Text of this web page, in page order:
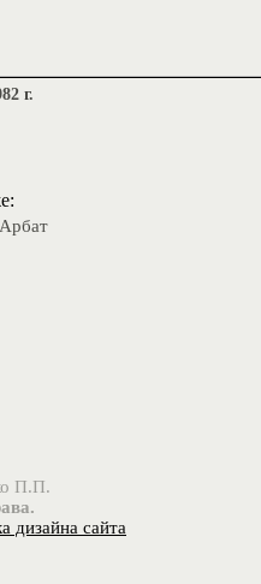
г.
П.П.
дизайна сайта